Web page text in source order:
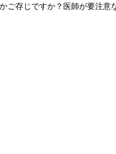
存じですか？医師が要注